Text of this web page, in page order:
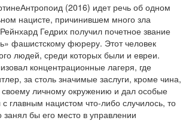
(2016) идет речь об одном
нацисте, причинившем много зла
Гедрих получил почетное звание
фашистскому фюреру. Этот человек
людей, среди которых были и евреи.
концентрационные лагеря, где
за столь значимые заслуги, кроме чина,
личному окружению и дал особые
главным нацистом что-либо случилось, то
занял бы его место в управлении